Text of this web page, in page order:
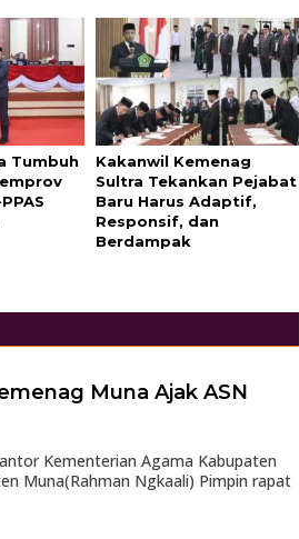
Tumbuh
Kakanwil Kemenag
Sultra Tekankan Pejabat
Baru Harus Adaptif,
Responsif, dan
Berdampak
Muna Ajak ASN
Kementerian Agama Kabupaten
Muna(Rahman Ngkaali) Pimpin rapat